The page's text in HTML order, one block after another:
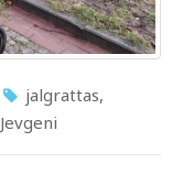
jalgrattas,
Jevgeni